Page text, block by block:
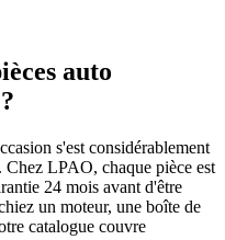
auto
s'est considérablement
Chez LPAO, chaque pièce est
24 mois avant d'être
un moteur, une boîte de
catalogue couvre